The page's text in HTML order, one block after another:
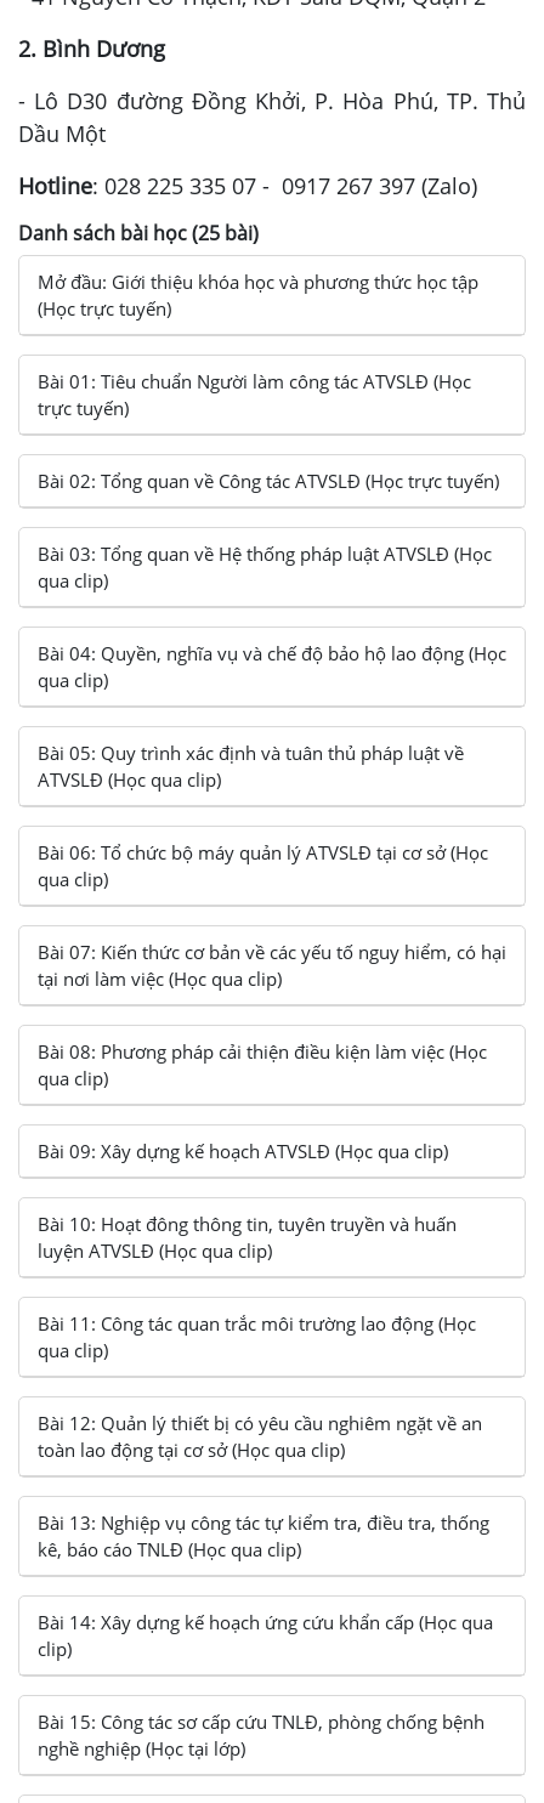
2. Bình Dương
- Lô D30 đường Đồng Khởi, P. Hòa Phú, TP. Thủ
Dầu Một
Hotline: 028 225 335 07 - 0917 267 397 (Zalo)
Danh sách bài học (25 bài)
Mở đầu: Giới thiệu khóa học và phương thức học tập
(Học trực tuyến)
Bài 01: Tiêu chuẩn Người làm công tác ATVSLĐ (Học
trực tuyến)
Bài 02: Tổng quan về Công tác ATVSLĐ (Học trực tuyến)
Bài 03: Tổng quan về Hệ thống pháp luật ATVSLĐ (Học
qua clip)
Bài 04: Quyền, nghĩa vụ và chế độ bảo hộ lao động (Học
qua clip)
Bài 05: Quy trình xác định và tuân thủ pháp luật về
ATVSLĐ (Học qua clip)
Bài 06: Tổ chức bộ máy quản lý ATVSLĐ tại cơ sở (Học
qua clip)
Bài 07: Kiến thức cơ bản về các yếu tố nguy hiểm, có hại
tại nơi làm việc (Học qua clip)
Bài 08: Phương pháp cải thiện điều kiện làm việc (Học
qua clip)
Bài 09: Xây dựng kế hoạch ATVSLĐ (Học qua clip)
Bài 10: Hoạt đông thông tin, tuyên truyền và huấn
luyện ATVSLĐ (Học qua clip)
Bài 11: Công tác quan trắc môi trường lao động (Học
qua clip)
Bài 12: Quản lý thiết bị có yêu cầu nghiêm ngặt về an
toàn lao động tại cơ sở (Học qua clip)
Bài 13: Nghiệp vụ công tác tự kiểm tra, điều tra, thống
kê, báo cáo TNLĐ (Học qua clip)
Bài 14: Xây dựng kế hoạch ứng cứu khẩn cấp (Học qua
clip)
Bài 15: Công tác sơ cấp cứu TNLĐ, phòng chống bệnh
nghề nghiệp (Học tại lớp)